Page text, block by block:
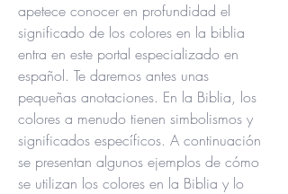
apetece conocer en profundidad el
significado de los colores en la biblia
entra en este portal especializado en
español. Te daremos antes unas
pequeñas anotaciones. En la Biblia, los
colores a menudo tienen simbolismos y
significados específicos. A continuación
se presentan algunos ejemplos de cómo
se utilizan los colores en la Biblia y lo